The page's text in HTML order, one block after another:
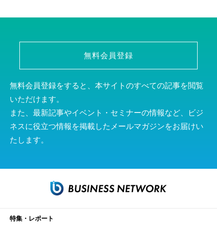
無料会員登録
無料会員登録をすると、本サイトのすべての記事を閲覧
いただけます。
また、最新記事やイベント・セミナーの情報など、ビジ
ネスに役立つ情報を掲載したメールマガジンをお届けい
たします。
特集・レポート